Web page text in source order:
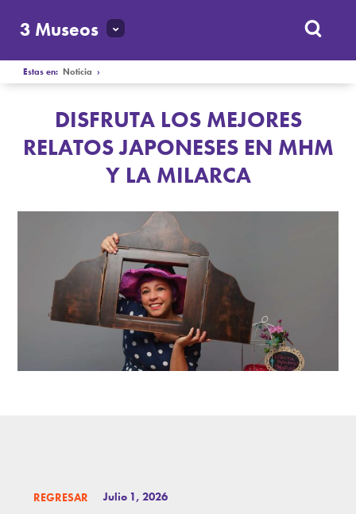
3 Museos
Estas en:Noticia ›
DISFRUTA LOS MEJORES
RELATOS JAPONESES EN MHM
Y LA MILARCA
REGRESAR Julio 1, 2026